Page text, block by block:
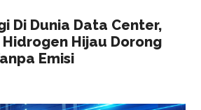
Di Dunia Data Center,
Hijau Dorong
Emisi